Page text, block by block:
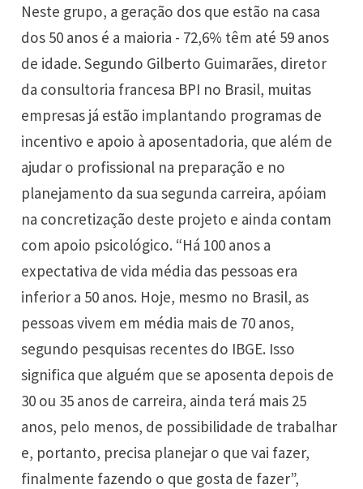
Neste grupo, a geração dos que estão na casa
dos 50 anos é a maioria - 72,6% têm até 59 anos
de idade. Segundo Gilberto Guimarães, diretor
da consultoria francesa BPI no Brasil, muitas
empresas já estão implantando programas de
incentivo e apoio à aposentadoria, que além de
ajudar o profissional na preparação e no
planejamento da sua segunda carreira, apóiam
na concretização deste projeto e ainda contam
com apoio psicológico. “Há 100 anos a
expectativa de vida média das pessoas era
inferior a 50 anos. Hoje, mesmo no Brasil, as
pessoas vivem em média mais de 70 anos,
segundo pesquisas recentes do IBGE. Isso
significa que alguém que se aposenta depois de
30 ou 35 anos de carreira, ainda terá mais 25
anos, pelo menos, de possibilidade de trabalhar
e, portanto, precisa planejar o que vai fazer,
finalmente fazendo o que gosta de fazer”,